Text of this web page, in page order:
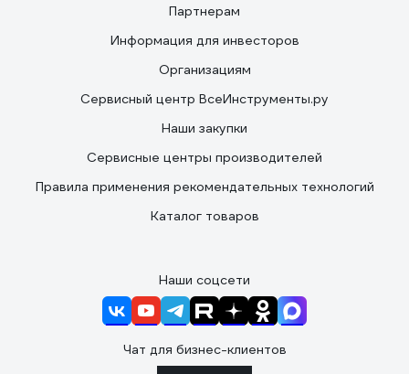
Партнерам
Информация для инвесторов
Организациям
Сервисный центр ВсеИнструменты.ру
Наши закупки
Сервисные центры производителей
Правила применения рекомендательных технологий
Каталог товаров
Наши соцсети
Чат для бизнес-клиентов